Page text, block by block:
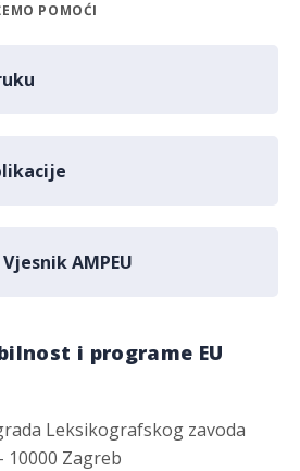
POMOĆI
AMPEU
i programe EU
Leksikografskog zavoda
10000 Zagreb